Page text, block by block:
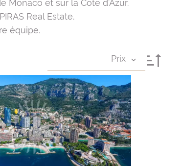
et sur la Côte d’Azur.
Real Estate.
équipe.
Prix